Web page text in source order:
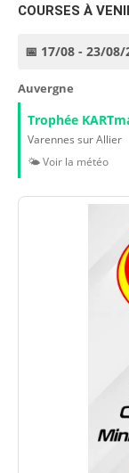
COURSES À
📅 17/08 - 23/08/
Auvergne
Trophée
Varennes sur Allier
🌤️ Voir la météo